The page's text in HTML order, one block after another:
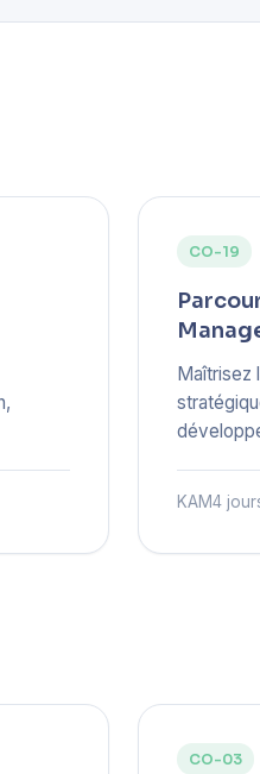
CO-19
Maîtrisez
KAM4
CO-03